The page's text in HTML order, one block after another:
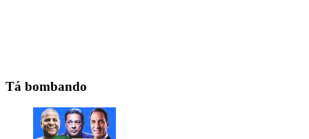
Tá bombando